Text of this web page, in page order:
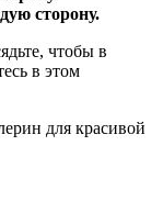
сторону.
чтобы в
в этом